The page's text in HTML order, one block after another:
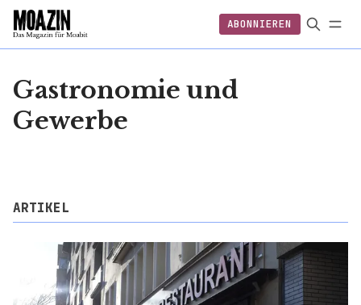
ABONNIEREN
EINLOGGEN
ABONNIEREN FOLGEN
Gastronomie und
Gewerbe
ARTIKEL